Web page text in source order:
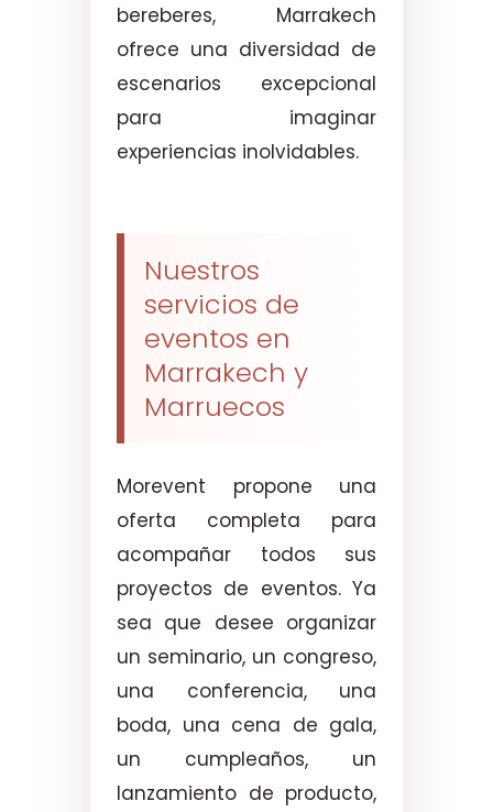
bereberes, Marrakech
ofrece una diversidad de
escenarios excepcional
para imaginar
experiencias inolvidables.
Nuestros
servicios de
eventos en
Marrakech y
Marruecos
Morevent propone una
oferta completa para
acompañar todos sus
proyectos de eventos. Ya
sea que desee organizar
un seminario, un congreso,
una conferencia, una
boda, una cena de gala,
un cumpleaños, un
lanzamiento de producto,